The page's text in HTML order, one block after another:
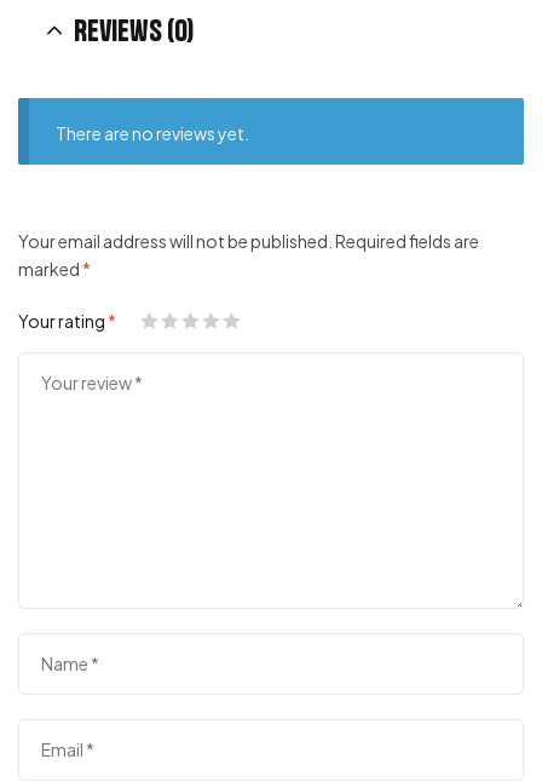
Reviews (0)
There are no reviews yet.
Your email address will not be published. Required fields are
marked *
Your rating *